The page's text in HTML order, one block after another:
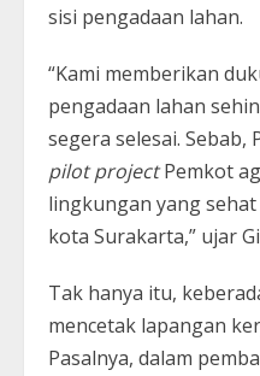
sisi pengadaan lahan.
“Kami memberikan
pengadaan lahan
segera selesai. Sebab,
pilot projectPemkot
lingkungan yang
kota Surakarta,” ujar
Tak hanya itu,
mencetak lapangan
Pasalnya, dalam